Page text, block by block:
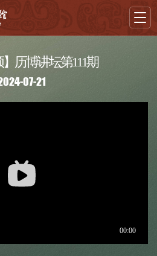
】历博讲坛第111期
07-21